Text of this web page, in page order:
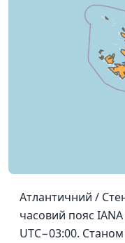
Атлантичний /
часовий пояс
UTC−03:00.